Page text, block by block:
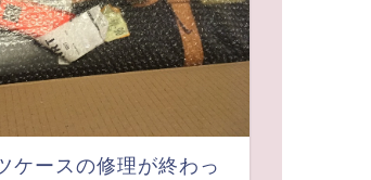
ケースの修理が終わっ